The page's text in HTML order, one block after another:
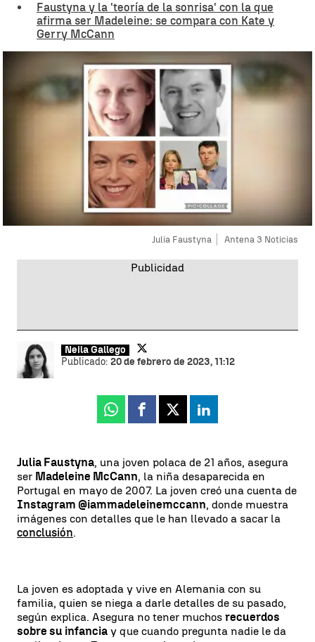
Faustyna y la 'teoría de la sonrisa' con la que
afirma ser Madeleine: se compara con Kate y
Gerry McCann
Julia Faustyna Antena 3 Noticias
Neila Gallego
Publicado: 20 de febrero de 2023, 11:12
Whatsapp
Facebook
X Linkedin
Julia Faustyna, una joven polaca de 21 años, asegura
ser Madeleine McCann, la niña desaparecida en
Portugal en mayo de 2007. La joven creó una cuenta de
Instagram @iammadeleinemccann, donde muestra
imágenes con detalles que le han llevado a sacar la
conclusión.
La joven es adoptada y vive en Alemania con su
familia, quien se niega a darle detalles de su pasado,
según explica. Asegura no tener muchos recuerdos
sobre su infancia y que cuando pregunta nadie le da